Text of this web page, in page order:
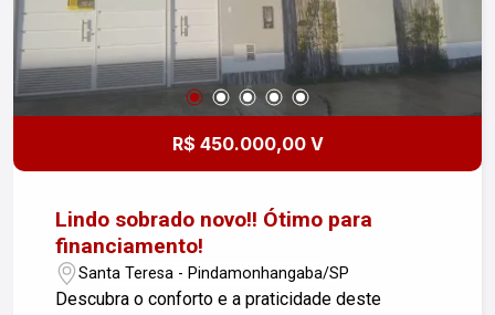
R$ 450.000,00 V
Lindo sobrado novo!! Ótimo para
financiamento!
Santa Teresa - Pindamonhangaba/SP
Descubra o conforto e a praticidade deste